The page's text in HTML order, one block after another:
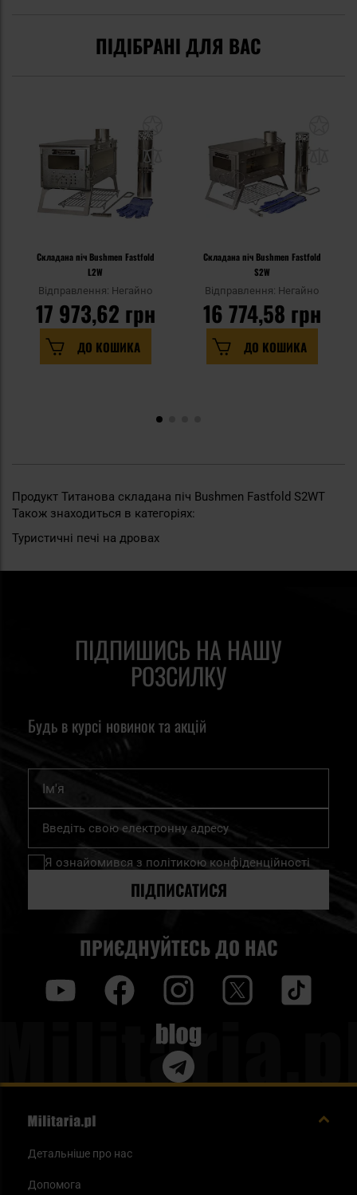
ПІДІБРАНІ ДЛЯ ВАС
Складана піч Bushmen Fastfold
L2W
Відправлення: Негайно
17 973,62 грн
ДО КОШИКА
Складана піч Bushmen Fastfold
S2W
Відправлення: Негайно
16 774,58 грн
ДО КОШИКА
Продукт Титанова складана піч Bushmen Fastfold S2WT
Також знаходиться в категоріях:
Туристичні печі на дровах
ПІДПИШИСЬ НА НАШУ
РОЗСИЛКУ
Будь в курсі новинок та акцій
Підпишіться
нашу
розсилку
Я ознайомився з політикою конфіденційності
ПІДПИСАТИСЯ
ПРИЄДНУЙТЕСЬ ДО НАС
Blog
Детальніше про нас
Допомога